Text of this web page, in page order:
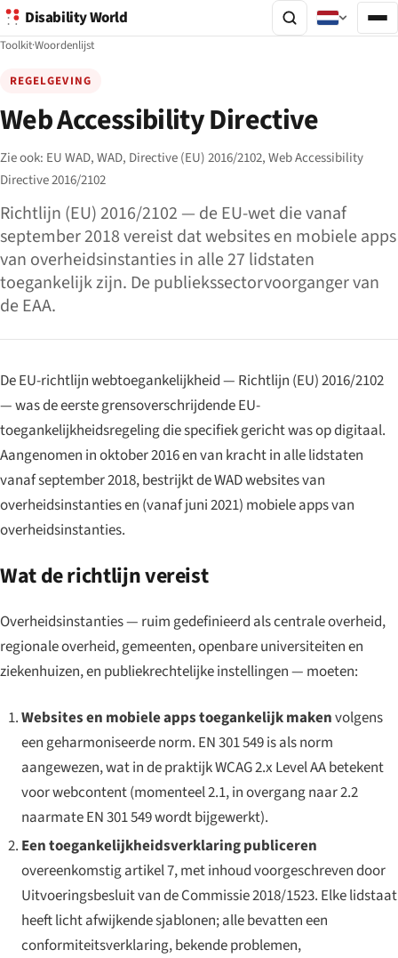
Disability World
Toolkit·Woordenlijst
REGELGEVING
Web Accessibility Directive
Zie ook: EU WAD,WAD, Directive (EU) 2016/2102,Web Accessibility
Directive 2016/2102
Richtlijn (EU) 2016/2102 — de EU-wet die vanaf
september 2018 vereist dat websites en mobiele apps
van overheidsinstanties in alle 27 lidstaten
toegankelijk zijn. De publiekssectorvoorganger van
de EAA.
De EU-richtlijn webtoegankelijkheid — Richtlijn (EU) 2016/2102
— was de eerste grensoverschrijdende EU-
toegankelijkheidsregeling die specifiek gericht was op digitaal.
Aangenomen in oktober 2016 en van kracht in alle lidstaten
vanaf september 2018, bestrijkt de WAD websites van
overheidsinstanties en (vanaf juni 2021) mobiele apps van
overheidsinstanties.
Wat de richtlijn vereist
Overheidsinstanties — ruim gedefinieerd als centrale overheid,
regionale overheid, gemeenten, openbare universiteiten en
ziekenhuizen, en publiekrechtelijke instellingen — moeten:
Websites en mobiele apps toegankelijk makenvolgens
een geharmoniseerde norm. EN 301 549 is als norm
aangewezen, wat in de praktijk WCAG 2.x Level AA betekent
voor webcontent (momenteel 2.1, in overgang naar 2.2
naarmate EN 301 549 wordt bijgewerkt).
Een toegankelijkheidsverklaring publiceren
overeenkomstig artikel 7, met inhoud voorgeschreven door
Uitvoeringsbesluit van de Commissie 2018/1523. Elke lidstaat
heeft licht afwijkende sjablonen; alle bevatten een
conformiteitsverklaring, bekende problemen,